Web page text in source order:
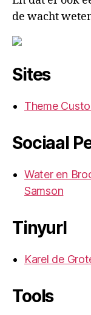
de wacht
Sites
Theme
Sociaal
Water en
Samson
Tinyurl
Karel de
Tools